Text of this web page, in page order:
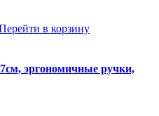
в корзину
эргономичные ручки,